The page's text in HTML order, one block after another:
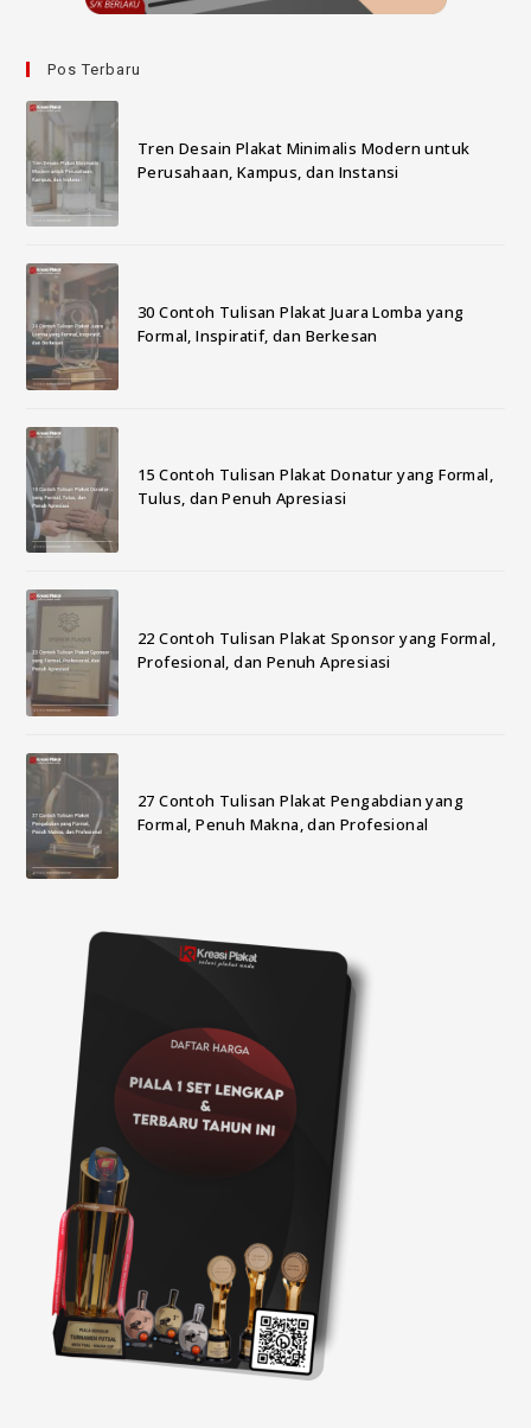
Pos Terbaru
Tren Desain Plakat Minimalis Modern untuk
Perusahaan, Kampus, dan Instansi
30 Contoh Tulisan Plakat Juara Lomba yang
Formal, Inspiratif, dan Berkesan
15 Contoh Tulisan Plakat Donatur yang Formal,
Tulus, dan Penuh Apresiasi
22 Contoh Tulisan Plakat Sponsor yang Formal,
Profesional, dan Penuh Apresiasi
27 Contoh Tulisan Plakat Pengabdian yang
Formal, Penuh Makna, dan Profesional